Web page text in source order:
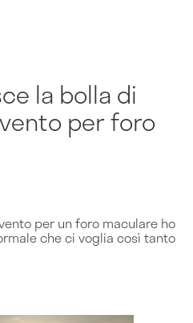
la bolla di
per foro
per un foro maculare ho
che ci voglia così tanto